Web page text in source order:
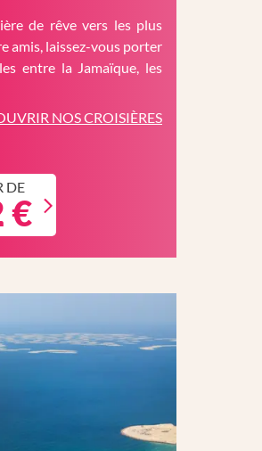
de rêve vers les plus
amis, laissez-vous porter
entre la Jamaïque, les
NOS CROISIÈRES
DE
€